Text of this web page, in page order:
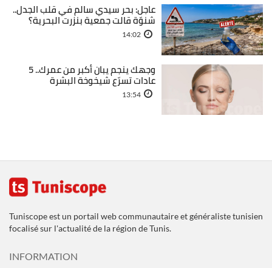
عاجل: بحر سيدي سالم في قلب الجدل..
شنوّة قالت جمعية بنزرت البحرية؟
14:02
وجهك ينجم يبان أكبر من عمرك.. 5
عادات تسرّع شيخوخة البشرة
13:54
Tuniscope est un portail web communautaire et généraliste tunisien
focalisé sur l'actualité de la région de Tunis.
INFORMATION